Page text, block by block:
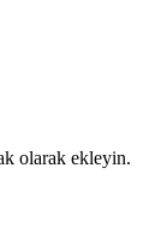
olarak ekleyin.